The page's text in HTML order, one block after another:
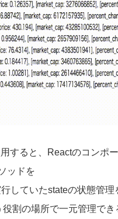
すると、Reactのコンポ
ッドを
していたstateの状態管理
割の場所で一元管理でき